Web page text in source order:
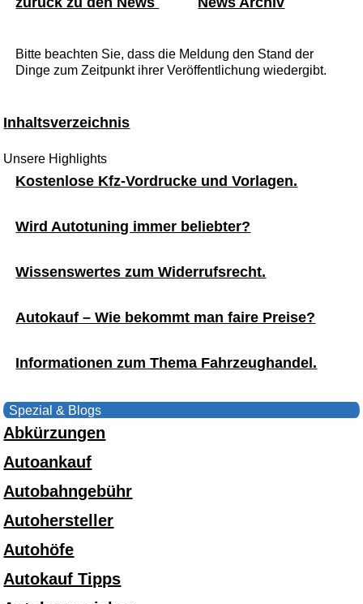
Bitte beachten Sie, dass die Meldung den Stand der
Dinge zum Zeitpunkt ihrer Veröffentlichung wiedergibt.
Inhaltsverzeichnis
Unsere Highlights
Kostenlose Kfz-Vordrucke und Vorlagen.
Wird Autotuning immer beliebter?
Wissenswertes zum Widerrufsrecht.
Autokauf – Wie bekommt man faire Preise?
Informationen zum Thema Fahrzeughandel.
Spezial & Blogs
Abkürzungen
Autoankauf
Autobahngebühr
Autohersteller
Autohöfe
Autokauf Tipps